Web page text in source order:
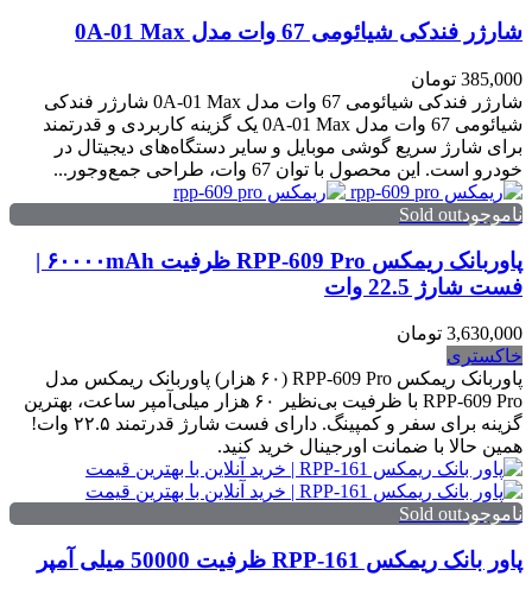
شارژر فندکی شیائومی 67 وات مدل 0A-01 Max
385,000 تومان
شارژر فندکی شیائومی 67 وات مدل 0A-01 Max شارژر فندکی
شیائومی 67 وات مدل 0A-01 Max یک گزینه کاربردی و قدرتمند
برای شارژ سریع گوشی موبایل و سایر دستگاه‌های دیجیتال در
خودرو است. این محصول با توان 67 وات، طراحی جمع‌وجور...
ناموجودSold out
پاوربانک ریمکس RPP-609 Pro ظرفیت ۶۰۰۰۰mAh |
فست شارژ 22.5 وات
3,630,000 تومان
خاکستری
پاوربانک ریمکس RPP-609 Pro (۶۰ هزار) پاوربانک ریمکس مدل
RPP-609 Pro با ظرفیت بی‌نظیر ۶۰ هزار میلی‌آمپر ساعت، بهترین
گزینه برای سفر و کمپینگ. دارای فست شارژ قدرتمند ۲۲.۵ وات!
همین حالا با ضمانت اورجینال خرید کنید.
ناموجودSold out
پاور بانک ریمکس RPP-161 ظرفیت 50000 میلی آمپر